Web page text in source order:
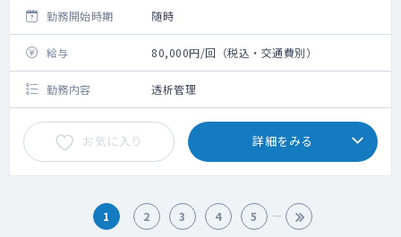
勤務開始時期 随時
給与 80,000円/回（税込・交通費別）
勤務内容 透析管理
お気に入り 詳細をみる
1 2 3 4 5